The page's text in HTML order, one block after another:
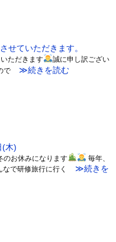
せていただきます。
ただきます
誠に申し訳ござい
で≫続きを読む
(木)
のお休みになります
毎年、
で研修旅行に行く
≫続きを